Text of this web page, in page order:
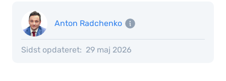
Anton Radchenko
Sidst opdateret: 29 maj 2026